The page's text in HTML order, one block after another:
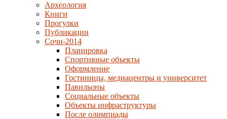
Археология
Книги
Прогулки
Публикации
Сочи-2014
Планировка
Спортивные объекты
Оформление
Гостиницы, медиацентры и университет
Павильоны
Социальные объекты
Объекты инфраструктуры
После олимпиады